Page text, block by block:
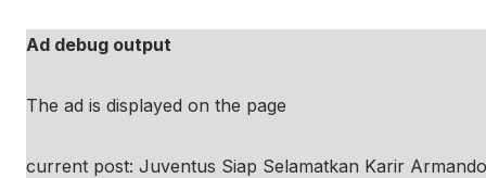
Ad debug output
The ad is displayed on the page
current post: Juventus Siap Selamatkan Karir